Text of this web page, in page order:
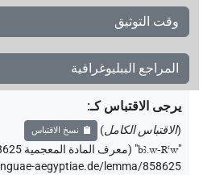
وقت التوثيق
المراجع الببليوغرافية
يرجى الاقتباس كـ:
(الاقتباس الكامل) نسخ الاقتباس
"
bꜣ.w-Rꜥw
"
aegyptiae.de/lemma/858625>